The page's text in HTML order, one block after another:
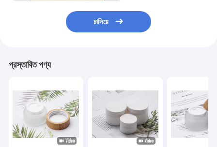
চালিয়ে
প্রস্তাবিত পণ্য